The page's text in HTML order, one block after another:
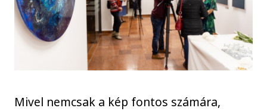
Mivel nemcsak a kép fontos számára,